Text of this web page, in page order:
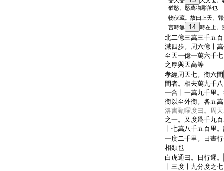
猶愍。愍萬物彫落也
物伏藏。故曰上天。
言時無
14 時在上。
北二億三萬三千五
減四歩。周六億十
至天一億一萬六千
之厚與天高等
孝經周天七。衡六間
間者。相去萬九千
一合十一萬九千里
衡以至外衡。各五
洛書甄曜度曰。周
之一。又度爲千九
十七萬八千五百里
一度二千里。日晝
相類也
白虎通曰。日行遲。
十三度十九分度之